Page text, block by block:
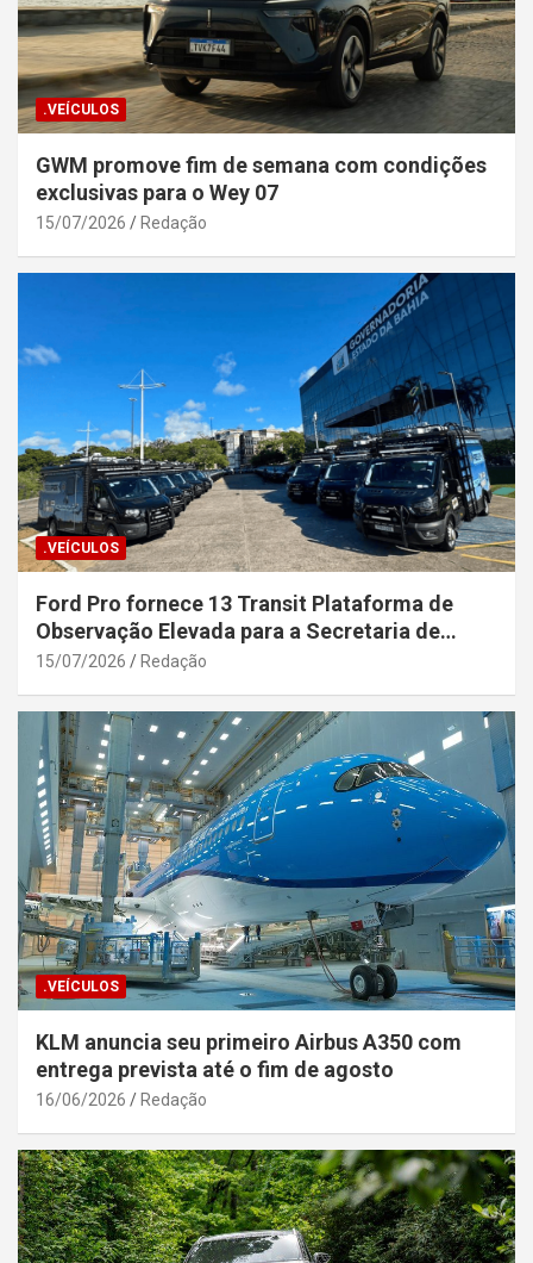
.VEÍCULOS
GWM promove fim de semana com condições
exclusivas para o Wey 07
15/07/2026 Redação
.VEÍCULOS
Ford Pro fornece 13 Transit Plataforma de
Observação Elevada para a Secretaria de
Segurança Pública da Bahia
15/07/2026 Redação
.VEÍCULOS
KLM anuncia seu primeiro Airbus A350 com
entrega prevista até o fim de agosto
16/06/2026 Redação